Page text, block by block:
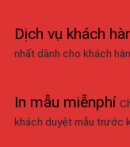
Dịch vụ khách
nhất dành cho khách
In mẫu miễnphí
khách duyệt mẫu trước